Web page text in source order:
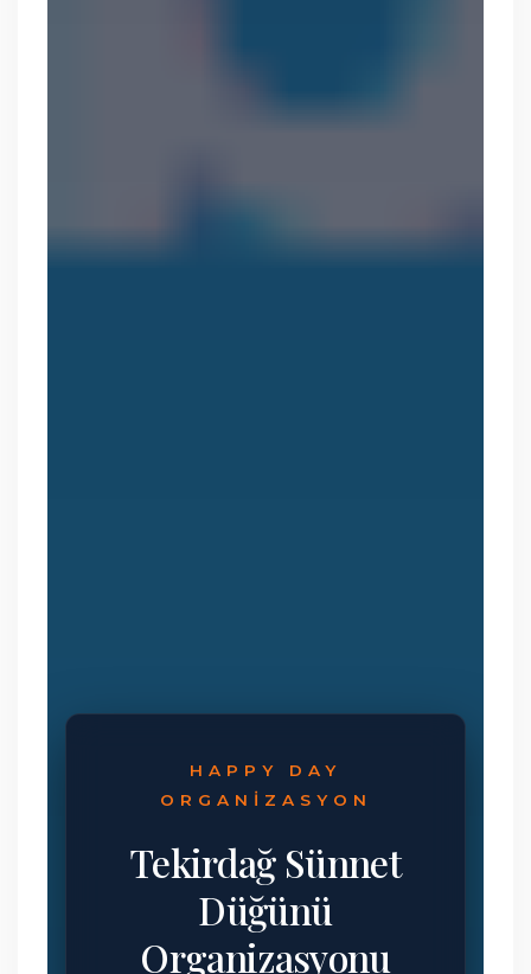
HAPPY DAY
ORGANIZASYON
Tekirdağ Sünnet
Düğünü
Organizasyonu